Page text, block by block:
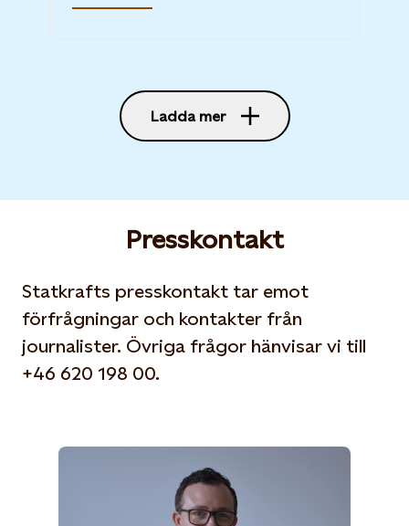
Ladda mer
Presskontakt
Statkrafts presskontakt tar emot
förfrågningar och kontakter från
journalister. Övriga frågor hänvisar vi till
+46 620 198 00.